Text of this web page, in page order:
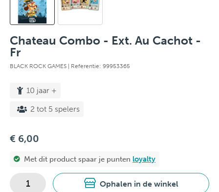
Chateau Combo - Ext. Au Cachot -
Fr
BLACK ROCK GAMES | Referentie: 99953365
10 jaar +
2 tot 5 spelers
€ 6,00
Met dit product spaar je punten loyalty
Ophalen in de winkel